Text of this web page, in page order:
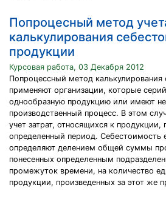
Попроцесный метод
калькулирования
продукции
Курсовая работа, 03 Декабря 2012
Попроцессный метод калькулирования
применяют организации, которые
однообразную продукцию или имеют
производственный процесс. В этом
учет затрат, относящихся к продукции,
определенный период. Себестоимость
определяют делением общей суммы
понесенных определенным
промежуток времени, на количество
продукции, произведенных за этот же